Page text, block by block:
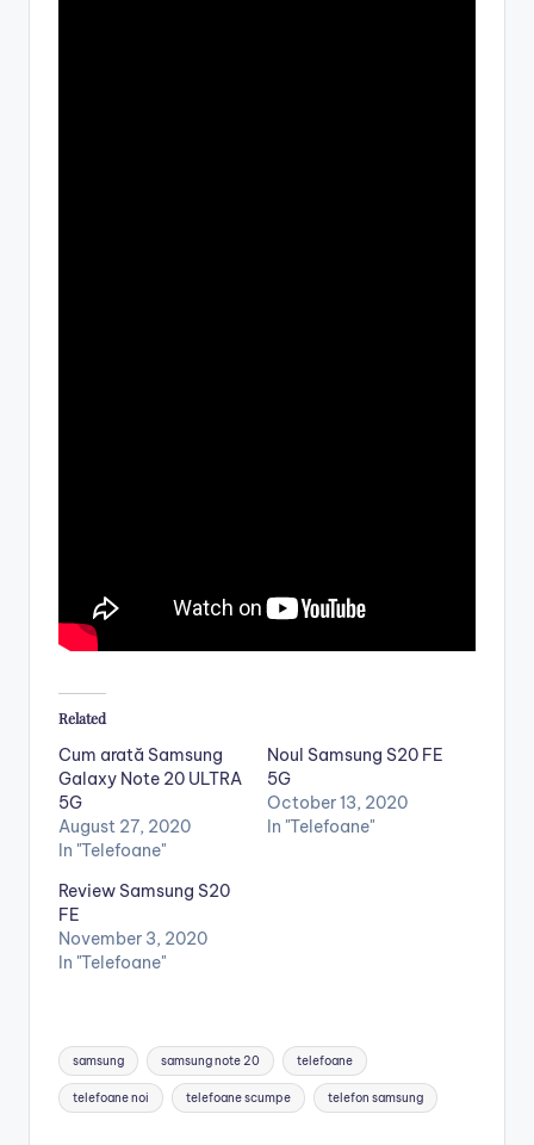
Related
Cum arată Samsung
Galaxy Note 20 ULTRA
5G
August 27, 2020
In "Telefoane"
Noul Samsung S20 FE
5G
October 13, 2020
In "Telefoane"
Review Samsung S20
FE
November 3, 2020
In "Telefoane"
Tags:
samsung samsung note 20 telefoane
telefoane noi telefoane scumpe telefon samsung